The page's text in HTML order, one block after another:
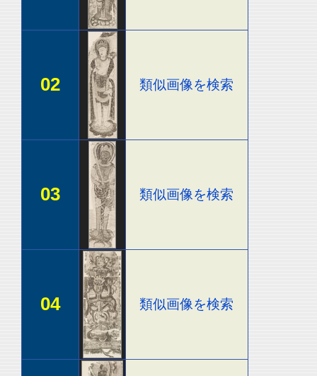
02 類似画像を検索
03 類似画像を検索
04 類似画像を検索